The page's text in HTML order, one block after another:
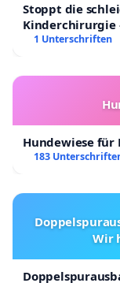
Stoppt die
Kinderchirurgie
Kinder in
1 Unterschriften
Hundewiese für
183
Wir